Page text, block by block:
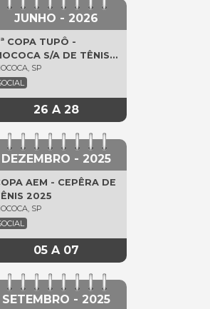
JUNHO - 2026
COPA TUPÔ -
S/A DE TÊNIS
SP
26 A 28
DEZEMBRO - 2025
AEM - CEPÊRA DE
2025
SP
05 A 07
SETEMBRO - 2025